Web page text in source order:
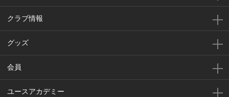
クラブ情報
グッズ
会員
ユースアカデミー